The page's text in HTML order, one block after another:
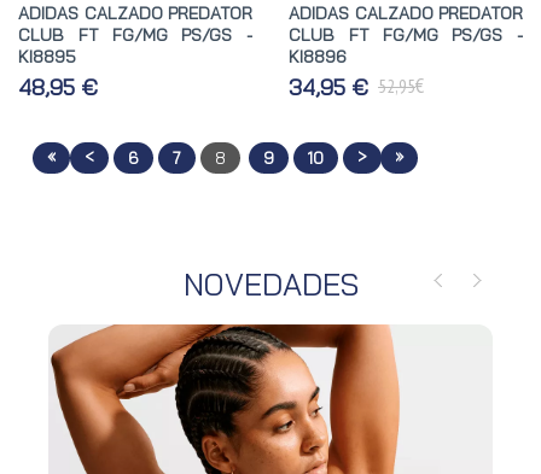
ADIDAS CALZADO PREDATOR
CLUB FT FG/MG PS/GS -
KI8895
48,95 €
ADIDAS CALZADO PREDATOR
CLUB FT FG/MG PS/GS -
KI8896
34,95 € 52,95€
« < 6 7 8 9 10 > »
NOVEDADES